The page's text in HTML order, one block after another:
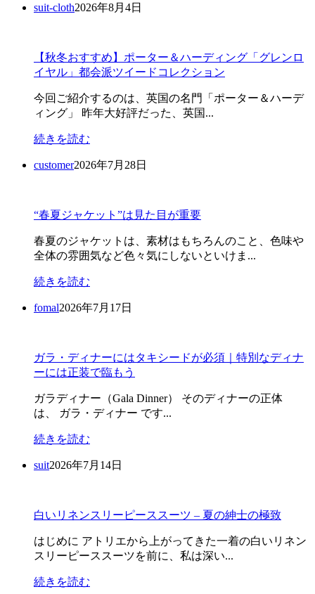
suit-cloth2026年8月4日
【秋冬おすすめ】ポーター＆ハーディング「グレンロ
イヤル」都会派ツイードコレクション
今回ご紹介するのは、英国の名門「ポーター＆ハーデ
ィング」 昨年大好評だった、英国...
続きを読む
customer2026年7月28日
“春夏ジャケット”は見た目が重要
春夏のジャケットは、素材はもちろんのこと、色味や
全体の雰囲気など色々気にしないといけま...
続きを読む
fomal2026年7月17日
ガラ・ディナーにはタキシードが必須｜特別なディナ
ーには正装で臨もう
ガラディナー（Gala Dinner） そのディナーの正体
は、 ガラ・ディナー です...
続きを読む
suit2026年7月14日
白いリネンスリーピーススーツ – 夏の紳士の極致
はじめに アトリエから上がってきた一着の白いリネン
スリーピーススーツを前に、私は深い...
続きを読む